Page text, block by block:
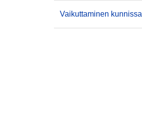
Vaikuttaminen kunnissa